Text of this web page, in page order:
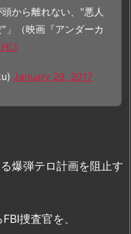
から離れない、"悪人
」（映画『アンダーカ
January 29, 2017
爆弾テロ計画を阻止す
捜査官を、